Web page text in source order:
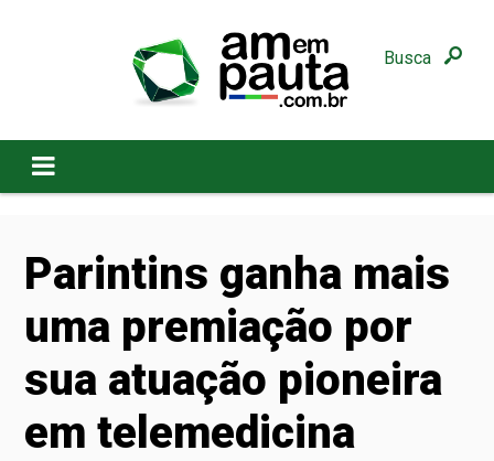
Busca
Parintins ganha mais
uma premiação por
sua atuação pioneira
em telemedicina